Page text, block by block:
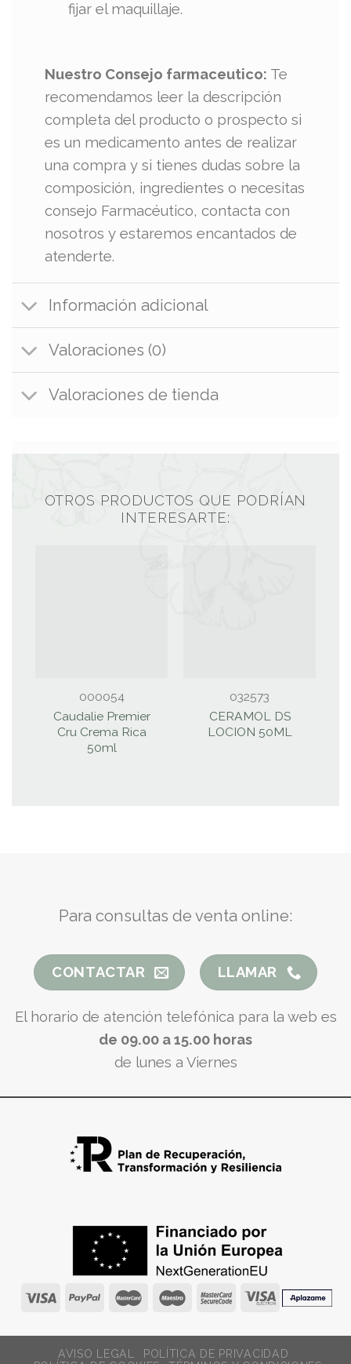
fijar el maquillaje.
Nuestro Consejo farmaceutico: Te
recomendamos leer la descripción
completa del producto o prospecto si
es un medicamento antes de realizar
una compra y si tienes dudas sobre la
composición, ingredientes o necesitas
consejo Farmacéutico, contacta con
nosotros y estaremos encantados de
atenderte.
Información adicional
Valoraciones (0)
Valoraciones de tienda
OTROS PRODUCTOS QUE PODRÍAN
INTERESARTE:
000054
Caudalie Premier
Cru Crema Rica
50ml
032573
CERAMOL DS
LOCION 50ML
Para consultas de venta online:
CONTACTAR LLAMAR
El horario de atención telefónica para la web es
de 09.00 a 15.00 horas
de lunes a Viernes
AVISO LEGAL
POLÍTICA DE PRIVACIDAD